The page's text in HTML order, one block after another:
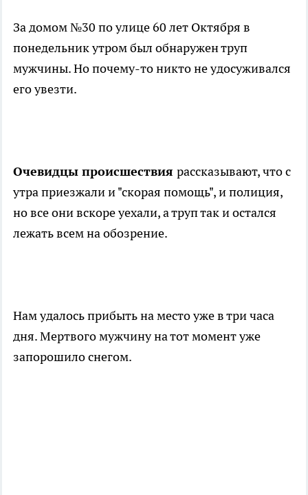
За домом №30 по улице 60 лет Октября в
понедельник утром был обнаружен труп
мужчины. Но почему-то никто не удосуживался
его увезти.
Очевидцы происшествия рассказывают, что с
утра приезжали и "скорая помощь", и полиция,
но все они вскоре уехали, а труп так и остался
лежать всем на обозрение.
Нам удалось прибыть на место уже в три часа
дня. Мертвого мужчину на тот момент уже
запорошило снегом.